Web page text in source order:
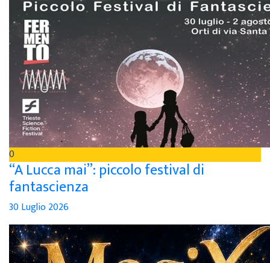
0
“A Lucca mai”: piccolo festival di
fantascienza
30 Luglio 2026